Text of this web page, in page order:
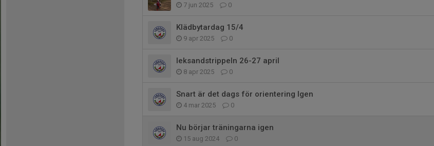
7 jun 2025 0
Klädbytardag 15/4
9 apr 2025 0
leksandstrippeln 26-27 april
8 apr 2025 0
Snart är det dags för orientering Igen
4 mar 2025 0
Nu börjar träningarna igen
15 aug 2024 0